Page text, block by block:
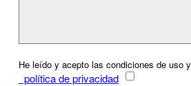
He leído y acepto las condiciones de uso y
política de privacidad